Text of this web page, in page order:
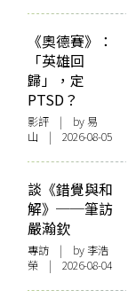
《奧德賽》：
「英雄回
歸」，定
PTSD？
影評 | by 易
山 | 2026-08-05
談《錯覺與和
解》──筆訪
嚴瀚欽
專訪 | by 李浩
榮 | 2026-08-04